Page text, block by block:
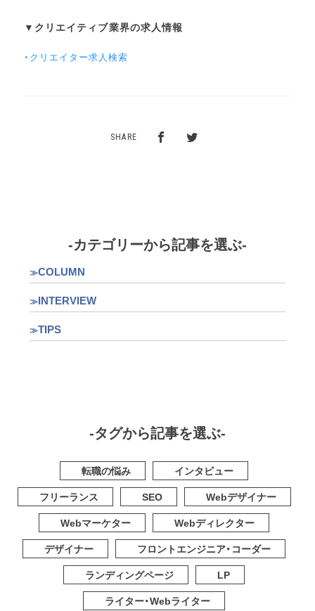
▼クリエイティブ業界の求人情報
・クリエイター求人検索
SHARE
-カテゴリーから記事を選ぶ-
COLUMN
INTERVIEW
TIPS
-タグから記事を選ぶ-
転職の悩み
インタビュー
フリーランス
SEO
Webデザイナー
Webマーケター
Webディレクター
デザイナー
フロントエンジニア・コーダー
ランディングページ
LP
ライター・Webライター